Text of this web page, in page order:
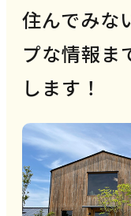
住んでみな
プな情報ま
します！